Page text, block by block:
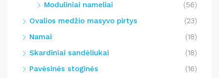
Moduliniai nameliai
(56)
Ovalios medžio masyvo pirtys
(23)
Namai
(18)
Skardiniai sandėliukai
(18)
Pavėsinės stoginės
(16)